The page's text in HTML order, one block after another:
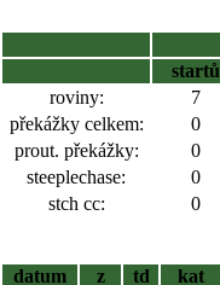
startů
roviny:
7
překážky celkem:
0
prout. překážky:
0
steeplechase:
0
stch cc:
0
datum
z td kat